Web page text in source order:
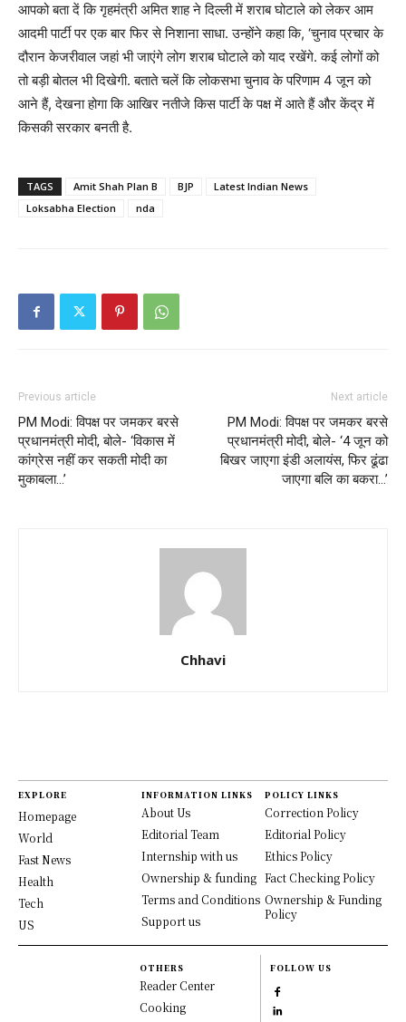
आपको बता दें कि गृहमंत्री अमित शाह ने दिल्ली में शराब घोटाले को लेकर आम
आदमी पार्टी पर एक बार फिर से निशाना साधा. उन्होंने कहा कि, ‘चुनाव प्रचार के
दौरान केजरीवाल जहां भी जाएंगे लोग शराब घोटाले को याद रखेंगे. कई लोगों को
तो बड़ी बोतल भी दिखेगी. बताते चलें कि लोकसभा चुनाव के परिणाम 4 जून को
आने हैं, देखना होगा कि आखिर नतीजे किस पार्टी के पक्ष में आते हैं और केंद्र में
किसकी सरकार बनती है.
TAGS Amit Shah Plan B BJP
Latest Indian News
Loksabha Election
nda
Previous article
PM Modi: विपक्ष पर जमकर बरसे
प्रधानमंत्री मोदी, बोले- ‘विकास में
कांग्रेस नहीं कर सकती मोदी का
मुकाबला…’
Next article
PM Modi: विपक्ष पर जमकर बरसे
प्रधानमंत्री मोदी, बोले- ‘4 जून को
बिखर जाएगा इंडी अलायंस, फिर ढूंढा
जाएगा बलि का बकरा…’
Chhavi
EXPLORE
Homepage
World
Fast News
Health
Tech
US
INFORMATION LINKS
About Us
Editorial Team
Internship with us
Ownership & funding
Terms and Conditions
Support us
POLICY LINKS
Correction Policy
Editorial Policy
Ethics Policy
Fact Checking Policy
Ownership & Funding
Policy
OTHERS
Reader Center
Cooking
FOLLOW US